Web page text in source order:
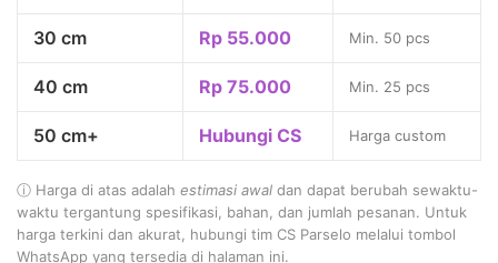
30 cm Rp 55.000 Min. 50 pcs
40 cm Rp 75.000 Min. 25 pcs
50 cm+ Hubungi CS Harga custom
ⓘ Harga di atas adalah estimasi awal dan dapat berubah sewaktu-
waktu tergantung spesifikasi, bahan, dan jumlah pesanan. Untuk
harga terkini dan akurat, hubungi tim CS Parselo melalui tombol
WhatsApp yang tersedia di halaman ini.